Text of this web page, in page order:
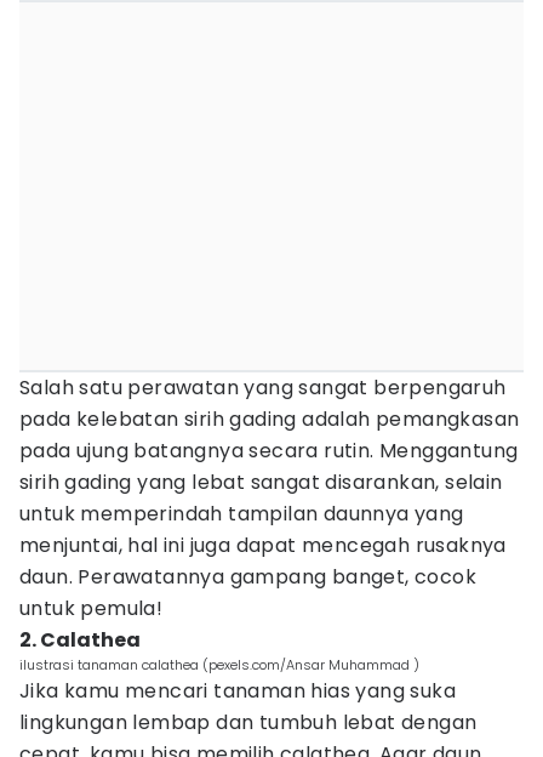
Salah satu perawatan yang sangat berpengaruh
pada kelebatan sirih gading adalah pemangkasan
pada ujung batangnya secara rutin. Menggantung
sirih gading yang lebat sangat disarankan, selain
untuk memperindah tampilan daunnya yang
menjuntai, hal ini juga dapat mencegah rusaknya
daun. Perawatannya gampang banget, cocok
untuk pemula!
2. Calathea
ilustrasi tanaman calathea (pexels.com/Ansar Muhammad )
Jika kamu mencari tanaman hias yang suka
lingkungan lembap dan tumbuh lebat dengan